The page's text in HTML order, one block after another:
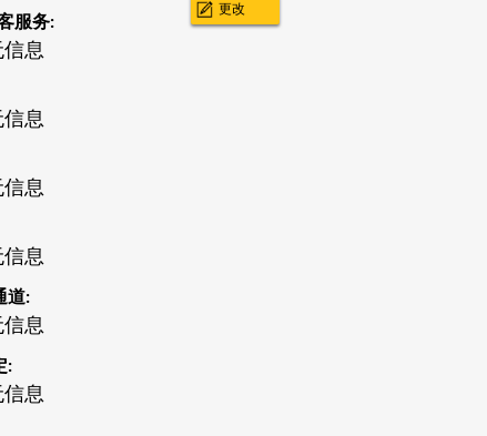
更改
服务:
息
息
息
息
道:
息
:
息